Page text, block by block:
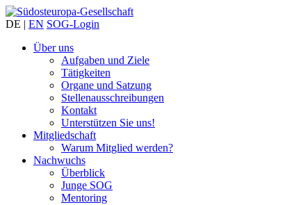
DE | EN SOG-Login
Über uns
Aufgaben und Ziele
Tätigkeiten
Organe und Satzung
Stellenausschreibungen
Kontakt
Unterstützen Sie uns!
Mitgliedschaft
Warum Mitglied werden?
Nachwuchs
Überblick
Junge SOG
Mentoring